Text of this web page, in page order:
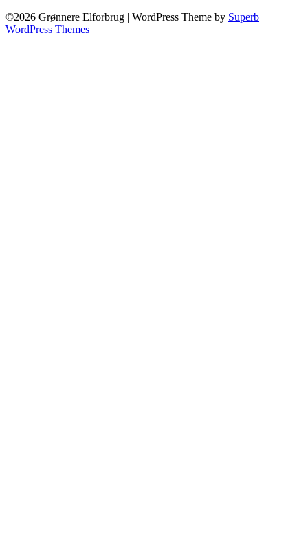
©2026 Grønnere Elforbrug | WordPress Theme by Superb
WordPress Themes